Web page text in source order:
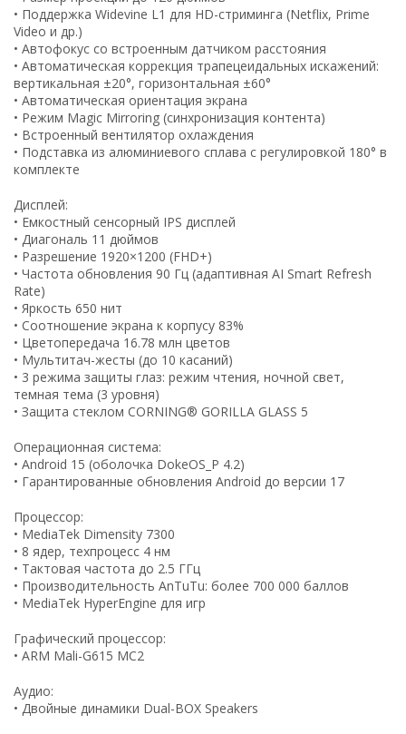
• Поддержка Widevine L1 для HD-стриминга (Netflix, Prime
Video и др.)
• Автофокус со встроенным датчиком расстояния
• Автоматическая коррекция трапецеидальных искажений:
вертикальная ±20°, горизонтальная ±60°
• Автоматическая ориентация экрана
• Режим Magic Mirroring (синхронизация контента)
• Встроенный вентилятор охлаждения
• Подставка из алюминиевого сплава с регулировкой 180° в
комплекте
Дисплей:
• Емкостный сенсорный IPS дисплей
• Диагональ 11 дюймов
• Разрешение 1920×1200 (FHD+)
• Частота обновления 90 Гц (адаптивная AI Smart Refresh
Rate)
• Яркость 650 нит
• Соотношение экрана к корпусу 83%
• Цветопередача 16.78 млн цветов
• Мультитач-жесты (до 10 касаний)
• 3 режима защиты глаз: режим чтения, ночной свет,
темная тема (3 уровня)
• Защита стеклом CORNING® GORILLA GLASS 5
Операционная система:
• Android 15 (оболочка DokeOS_P 4.2)
• Гарантированные обновления Android до версии 17
Процессор:
• MediaTek Dimensity 7300
• 8 ядер, техпроцесс 4 нм
• Тактовая частота до 2.5 ГГц
• Производительность AnTuTu: более 700 000 баллов
• MediaTek HyperEngine для игр
Графический процессор:
• ARM Mali-G615 MC2
Аудио:
• Двойные динамики Dual-BOX Speakers